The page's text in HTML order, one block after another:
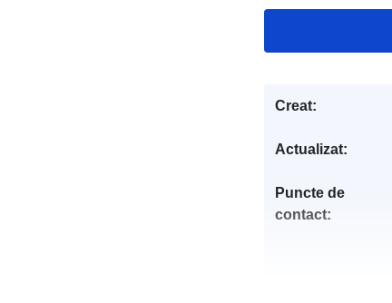
Creat:
Actualizat:
Puncte de
contact: